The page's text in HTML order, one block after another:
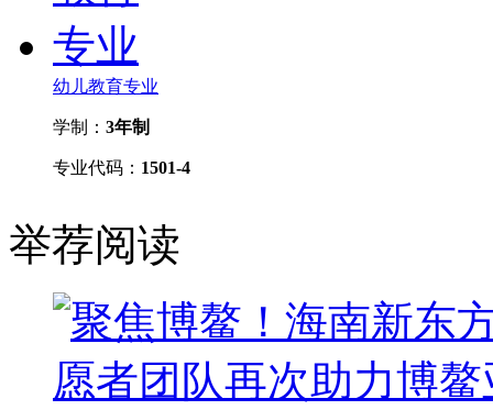
幼儿教育专业
学制： 3年制
专业代码： 1501-4
举荐阅读